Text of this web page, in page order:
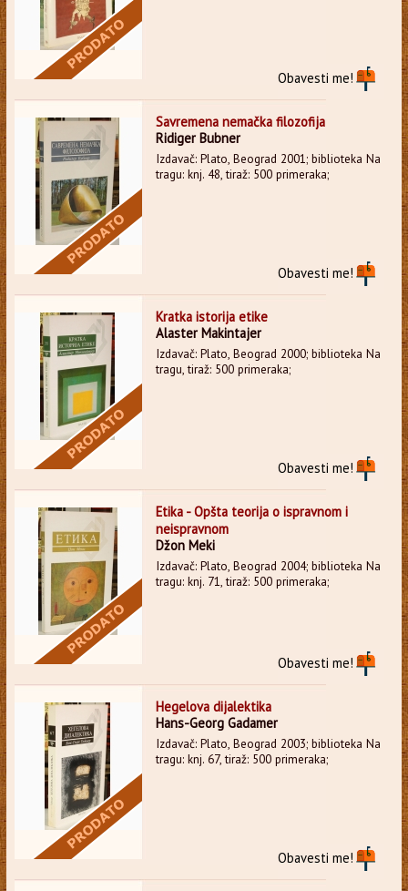
Obavesti me!
Savremena nemačka filozofija
Ridiger Bubner
Izdavač: Plato, Beograd 2001; biblioteka Na
tragu: knj. 48, tiraž: 500 primeraka;
Obavesti me!
Kratka istorija etike
Alaster Makintajer
Izdavač: Plato, Beograd 2000; biblioteka Na
tragu, tiraž: 500 primeraka;
Obavesti me!
Etika - Opšta teorija o ispravnom i
neispravnom
Džon Meki
Izdavač: Plato, Beograd 2004; biblioteka Na
tragu: knj. 71, tiraž: 500 primeraka;
Obavesti me!
Hegelova dijalektika
Hans-Georg Gadamer
Izdavač: Plato, Beograd 2003; biblioteka Na
tragu: knj. 67, tiraž: 500 primeraka;
Obavesti me!